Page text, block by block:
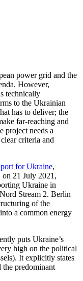
power grid and the
However,
technically
to the Ukrainian
has to deliver; the
far-reaching and
project needs a
criteria and
for Ukraine,
on 21 July 2021,
Ukraine in
Stream 2. Berlin
of the
a common energy
puts Ukraine’s
high on the political
It explicitly states
the predominant